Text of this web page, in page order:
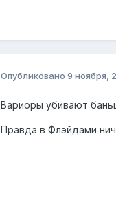
Опубликовано 9 ноября,
Вариоры убивают
Правда в Флэйдами